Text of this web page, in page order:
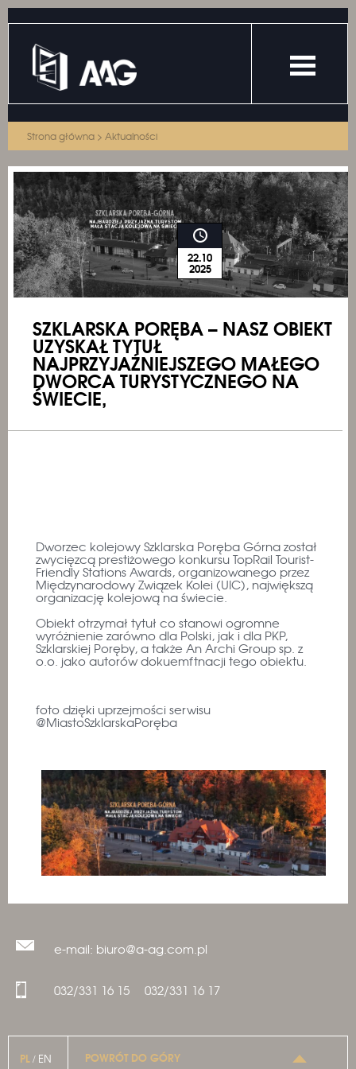
Strona główna > Aktualności
SZKLARSKA PORĘBA – NASZ OBIEKT
UZYSKAŁ TYTUŁ
NAJPRZYJAŹNIEJSZEGO MAŁEGO
DWORCA TURYSTYCZNEGO NA
ŚWIECIE,
22.10
2025
Dworzec kolejowy Szklarska Poręba Górna został
zwycięzcą prestiżowego konkursu TopRail Tourist-
Friendly Stations Awards, organizowanego przez
Międzynarodowy Związek Kolei (UIC), największą
organizację kolejową na świecie.
Obiekt otrzymał tytuł co stanowi ogromne
wyróżnienie zarówno dla Polski, jak i dla PKP,
Szklarskiej Poręby, a także An Archi Group sp. z
o.o. jako autorów dokuemftnacji tego obiektu.
foto dzięki uprzejmości serwisu
@MiastoSzklarskaPoręba
e-mail: biuro@a-ag.com.pl
032/331 16 15 032/331 16 17
PL / EN POWRÓT DO GÓRY